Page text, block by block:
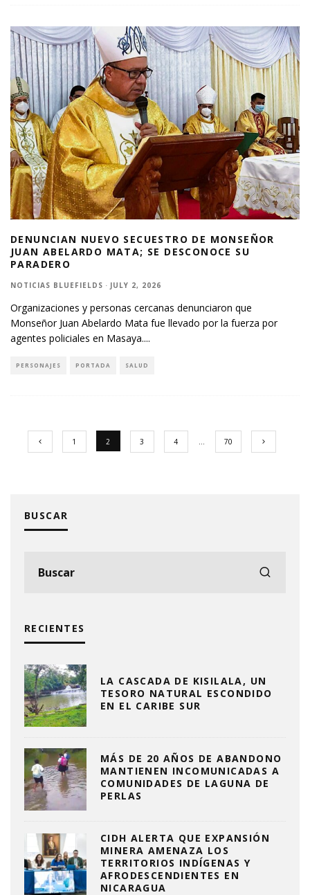
DENUNCIAN NUEVO SECUESTRO DE MONSEÑOR
JUAN ABELARDO MATA; SE DESCONOCE SU
PARADERO
NOTICIAS BLUEFIELDS · JULY 2, 2026
Organizaciones y personas cercanas denunciaron que
Monseñor Juan Abelardo Mata fue llevado por la fuerza por
agentes policiales en Masaya....
PERSONAJES PORTADA SALUD
1 2 3 4 … 70
BUSCAR
RECIENTES
LA CASCADA DE KISILALA, UN
TESORO NATURAL ESCONDIDO
EN EL CARIBE SUR
MÁS DE 20 AÑOS DE ABANDONO
MANTIENEN INCOMUNICADAS A
COMUNIDADES DE LAGUNA DE
PERLAS
CIDH ALERTA QUE EXPANSIÓN
MINERA AMENAZA LOS
TERRITORIOS INDÍGENAS Y
AFRODESCENDIENTES EN
NICARAGUA